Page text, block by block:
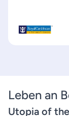
Leben an
Utopia of